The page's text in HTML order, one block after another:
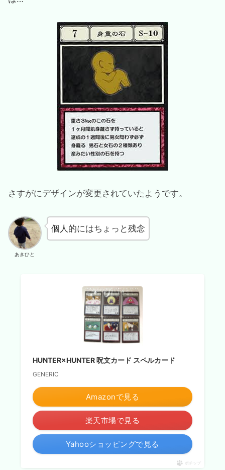
さすがにデザインが変更されていたようです。
あきひと
個人的にはちょっと残念
HUNTER×HUNTER 呪文カード スペルカード
GENERIC
Amazonで見る
楽天市場で見る
Yahooショッピングで見る
ポチップ